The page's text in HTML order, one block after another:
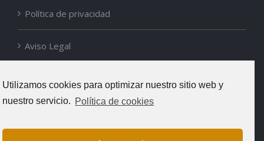
Política de privacidad
Aviso Legal
Política de cookies
Utilizamos cookies para optimizar nuestro sitio web y
nuestro servicio. Política de cookies